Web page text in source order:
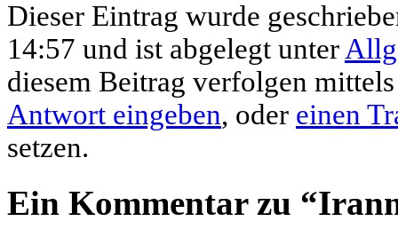
Dieser Eintrag wurde
14:57 und ist abgelegt unter
diesem Beitrag verfolgen
Antwort eingeben, oder einen
setzen.
Ein Kommentar zu